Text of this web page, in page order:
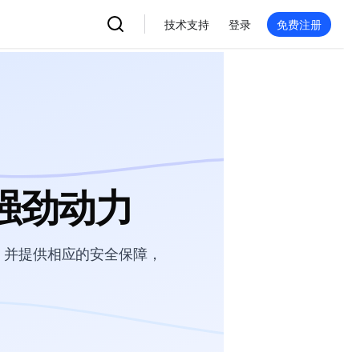
技术支持 登录 免费注册
劲动力
提供相应的安全保障，